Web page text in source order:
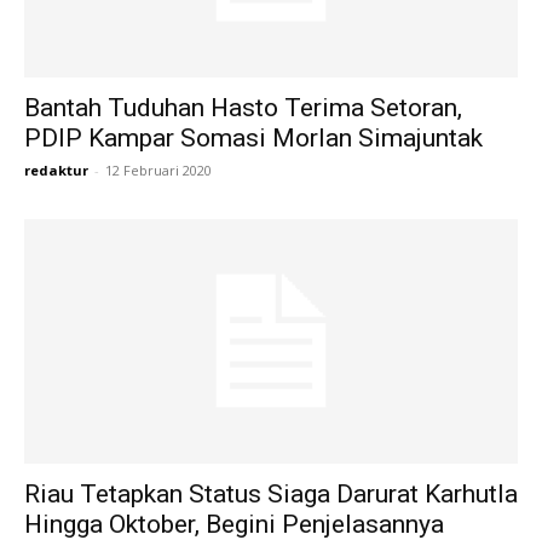
Bantah Tuduhan Hasto Terima Setoran,
PDIP Kampar Somasi Morlan Simajuntak
redaktur - 12 Februari 2020
Riau Tetapkan Status Siaga Darurat Karhutla
Hingga Oktober, Begini Penjelasannya